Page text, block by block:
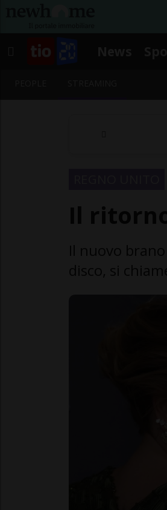
disco, si